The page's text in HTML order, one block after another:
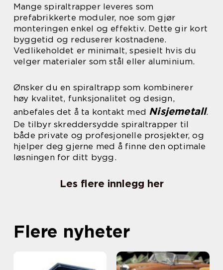
Mange spiraltrapper leveres som
prefabrikkerte moduler, noe som gjør
monteringen enkel og effektiv. Dette gir kort
byggetid og reduserer kostnadene.
Vedlikeholdet er minimalt, spesielt hvis du
velger materialer som stål eller aluminium.
Ønsker du en spiraltrapp som kombinerer
høy kvalitet, funksjonalitet og design,
anbefales det å ta kontakt med Nisjemetall.
De tilbyr skreddersydde spiraltrapper til
både private og profesjonelle prosjekter, og
hjelper deg gjerne med å finne den optimale
løsningen for ditt bygg.
Les flere innlegg her
Flere nyheter